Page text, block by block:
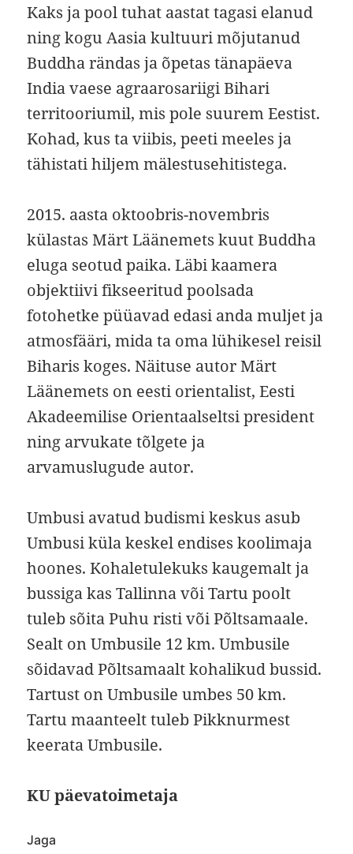
Kaks ja pool tuhat aastat tagasi elanud
ning kogu Aasia kultuuri mõjutanud
Buddha rändas ja õpetas tänapäeva
India vaese agraarosariigi Bihari
territooriumil, mis pole suurem Eestist.
Kohad, kus ta viibis, peeti meeles ja
tähistati hiljem mälestusehitistega.
2015. aasta oktoobris-novembris
külastas Märt Läänemets kuut Buddha
eluga seotud paika. Läbi kaamera
objektiivi fikseeritud poolsada
fotohetke püüavad edasi anda muljet ja
atmosfääri, mida ta oma lühikesel reisil
Biharis koges. Näituse autor Märt
Läänemets on eesti orientalist, Eesti
Akadeemilise Orientaalseltsi president
ning arvukate tõlgete ja
arvamuslugude autor.
Umbusi avatud budismi keskus asub
Umbusi küla keskel endises koolimaja
hoones. Kohaletulekuks kaugemalt ja
bussiga kas Tallinna või Tartu poolt
tuleb sõita Puhu risti või Põltsamaale.
Sealt on Umbusile 12 km. Umbusile
sõidavad Põltsamaalt kohalikud bussid.
Tartust on Umbusile umbes 50 km.
Tartu maanteelt tuleb Pikknurmest
keerata Umbusile.
KU päevatoimetaja
Jaga